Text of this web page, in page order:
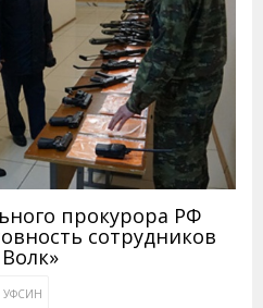
прокурора РФ
сотрудников
УФСИН